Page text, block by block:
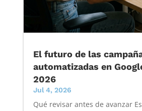
El futuro de las
automatizadas en
2026
Jul 4, 2026
Qué revisar antes de avanzar